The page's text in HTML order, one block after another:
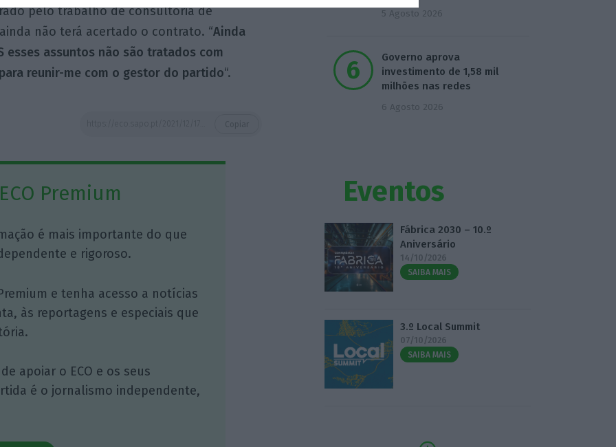
pelo trabalho de consultoria de
não terá acertado o contrato. “Ainda
esses assuntos não são tratados com
reunir-me com o gestor do partido“.
Premium
é mais importante do que
e rigoroso.
e tenha acesso a notícias
às reportagens e especiais que
apoiar o ECO e os seus
é o jornalismo independente,
5 Agosto 2026
Governo aprova
investimento de 1,58 mil
milhões nas redes
6 Agosto 2026
Eventos
Fábrica 2030 – 10.º
Aniversário
14/10/2026
SAIBA MAIS
3.º Local Summit
07/10/2026
SAIBA MAIS